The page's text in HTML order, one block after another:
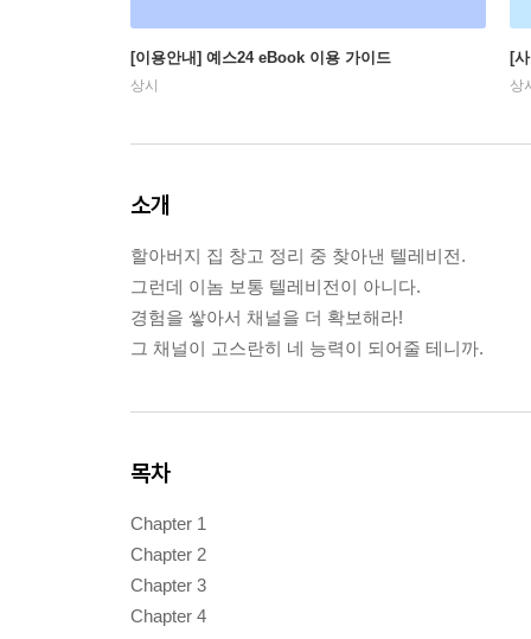
[이용안내] 예스24 eBook 이용 가이드
상시
[
상
소개
할아버지 집 창고 정리 중 찾아낸 텔레비전.
그런데 이놈 보통 텔레비전이 아니다.
경험을 쌓아서 채널을 더 확보해라!
그 채널이 고스란히 네 능력이 되어줄 테니까.
목차
Chapter 1
Chapter 2
Chapter 3
Chapter 4